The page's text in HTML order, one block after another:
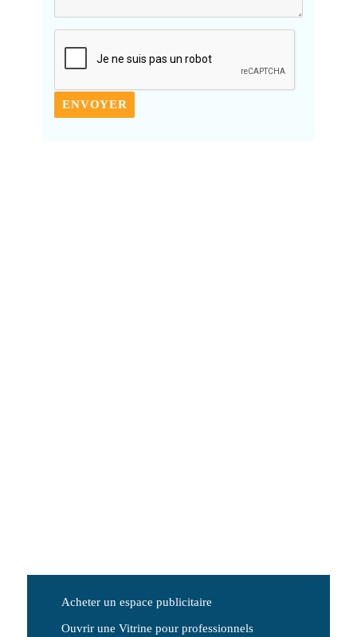
Acheter un espace publicitaire
Ouvrir une Vitrine pour professionnels